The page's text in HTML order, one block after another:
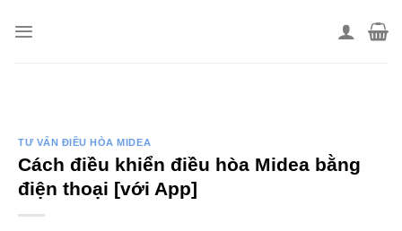
TƯ VẤN ĐIỀU HÒA MIDEA
Cách điều khiển điều hòa Midea bằng
điện thoại [với App]